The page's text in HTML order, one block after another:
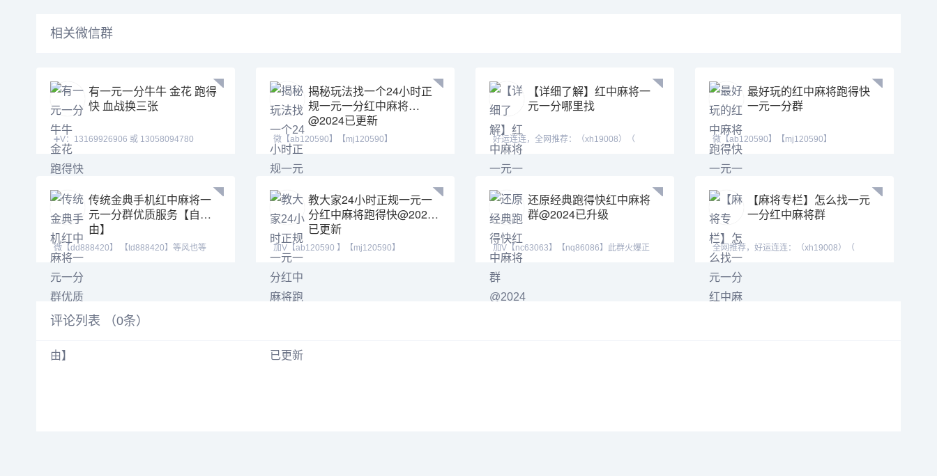
相关微信群
有一元一分牛牛 金花 跑得
快 血战换三张
➕V：13169926906 或 13058094780
QQ:3122617673 玩
揭秘玩法找一个24小时正
规一元一分红中麻将
@2024已更新
微【ab120590】【mj120590】
【tj525555】一元一分麻将
【详细了解】红中麻将一
元一分哪里找
好运连连，全网推荐：（xh19008）（
xh29008）【tj19008】一元一分
最好玩的红中麻将跑得快
一元一分群
微【ab120590】【mj120590】
【tj525555】红中换三张缺
传统金典手机红中麻将一
元一分群优质服务【自
由】
微【dd888420】 【td888420】等风也等
你。喜欢打麻将
教大家24小时正规一元一
分红中麻将跑得快@2024
已更新
加V【ab120590 】【mj120590】
【tj525555】群主QQ:443
还原经典跑得快红中麻将
群@2024已升级
加V【nc63063】【nq86086】此群火爆正
规，玩法简单，随玩
【麻将专栏】怎么找一元
一分红中麻将群
全网推荐，好运连连：（xh19008）（
xh29008）【tj19008】红中麻将
评论列表 （0条）